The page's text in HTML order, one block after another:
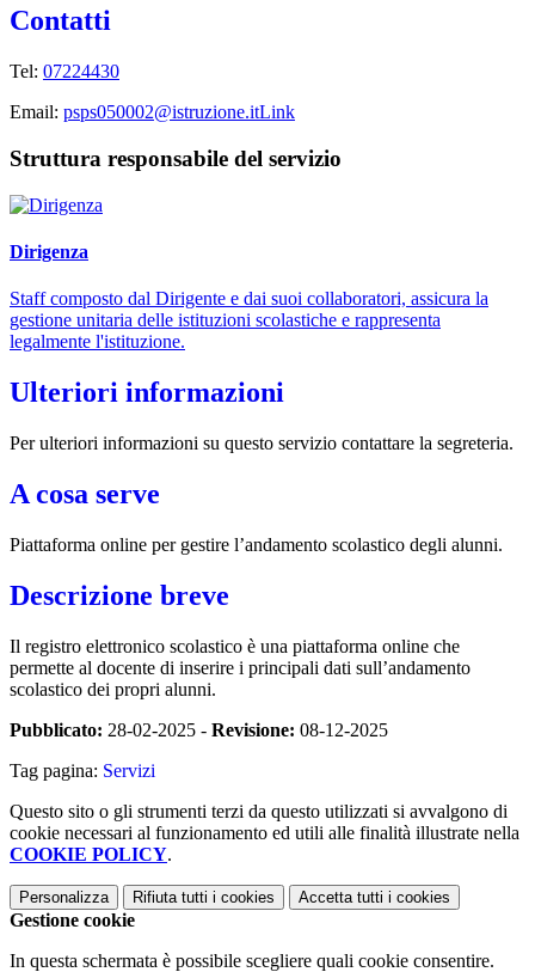
Contatti
Tel: 07224430
Email: psps050002@istruzione.itLink
Struttura responsabile del servizio
Dirigenza
Staff composto dal Dirigente e dai suoi collaboratori, assicura la
gestione unitaria delle istituzioni scolastiche e rappresenta
legalmente l'istituzione.
Ulteriori informazioni
Per ulteriori informazioni su questo servizio contattare la segreteria.
A cosa serve
Piattaforma online per gestire l’andamento scolastico degli alunni.
Descrizione breve
Il registro elettronico scolastico è una piattaforma online che
permette al docente di inserire i principali dati sull’andamento
scolastico dei propri alunni.
Pubblicato: 28-02-2025 - Revisione: 08-12-2025
Tag pagina: Servizi
Questo sito o gli strumenti terzi da questo utilizzati si avvalgono di
cookie necessari al funzionamento ed utili alle finalità illustrate nella
COOKIE POLICY.
Personalizza Rifiuta tutti i cookies Accetta tutti i cookies
Gestione cookie
In questa schermata è possibile scegliere quali cookie consentire.